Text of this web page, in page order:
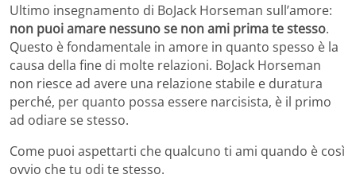
Ultimo insegnamento di BoJack Horseman sull’amore:
non puoi amare nessuno se non ami prima te stesso.
Questo è fondamentale in amore in quanto spesso è la
causa della fine di molte relazioni. BoJack Horseman
non riesce ad avere una relazione stabile e duratura
perché, per quanto possa essere narcisista, è il primo
ad odiare se stesso.
Come puoi aspettarti che qualcuno ti ami quando è così
ovvio che tu odi te stesso.